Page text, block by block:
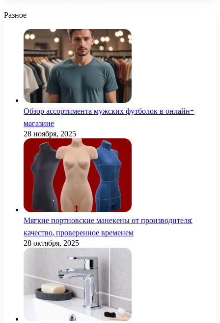
Разное
Обзор ассортимента мужских футболок в онлайн-
магазине
28 ноября, 2025
Мягкие портновские манекены от производителя:
качество, проверенное временем
28 октября, 2025